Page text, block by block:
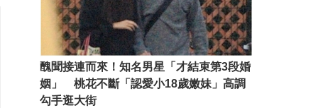
醜聞接連而來！知名男星「才結束第3段婚
姻」 桃花不斷「認愛小18歲嫩妹」高調
勾手逛大街